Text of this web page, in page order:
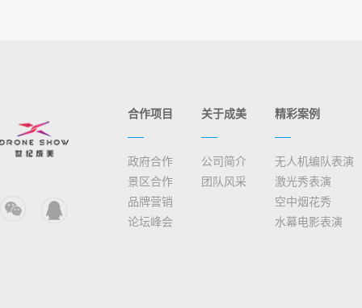
合作项目
政府合作
景区合作
品牌营销
论坛峰会
关于成美
公司简介
团队风采
精彩案例
无人机编队表演
激光秀表演
空中烟花秀
水幕电影表演